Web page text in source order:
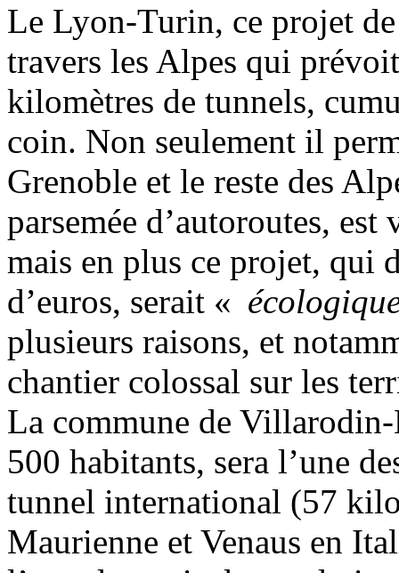
Le Lyon-Turin, ce projet
travers les Alpes qui
kilomètres de tunnels,
coin. Non seulement il
Grenoble et le reste des
parsemée d’autoroutes,
mais en plus ce projet, qui
d’euros, serait «
plusieurs raisons, et
chantier colossal sur les
La commune de
500 habitants, sera l’une
tunnel international (57
Maurienne et Venaus en